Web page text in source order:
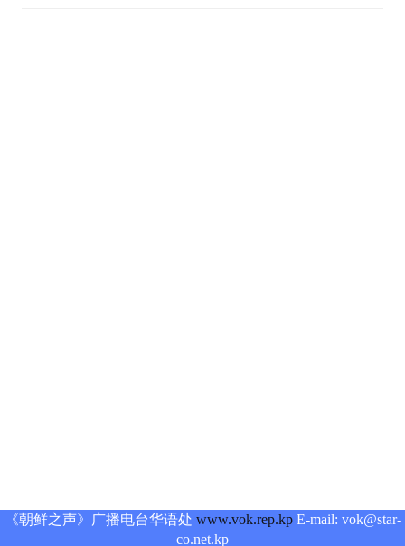
《朝鲜之声》广播电台华语处 www.vok.rep.kpE-mail: vok@star-
co.net.kp